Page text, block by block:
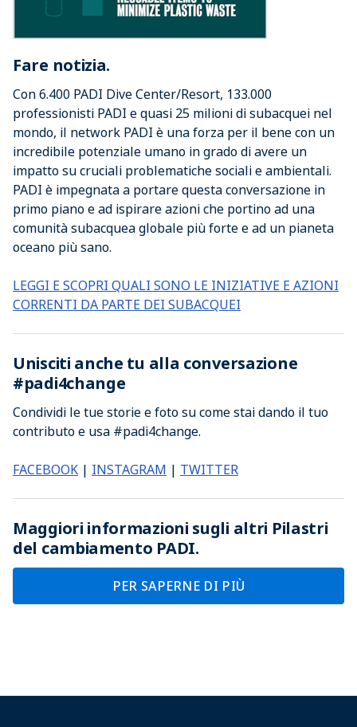
Fare notizia.
Con 6.400 PADI Dive Center/Resort, 133.000
professionisti PADI e quasi 25 milioni di subacquei nel
mondo, il network PADI è una forza per il bene con un
incredibile potenziale umano in grado di avere un
impatto su cruciali problematiche sociali e ambientali.
PADI è impegnata a portare questa conversazione in
primo piano e ad ispirare azioni che portino ad una
comunità subacquea globale più forte e ad un pianeta
oceano più sano.
LEGGI E SCOPRI QUALI SONO LE INIZIATIVE E AZIONI
CORRENTI DA PARTE DEI SUBACQUEI
Unisciti anche tu alla conversazione
#padi4change
Condividi le tue storie e foto su come stai dando il tuo
contributo e usa #padi4change.
FACEBOOK | INSTAGRAM | TWITTER
Maggiori informazioni sugli altri Pilastri
del cambiamento PADI.
PER SAPERNE DI PIÙ